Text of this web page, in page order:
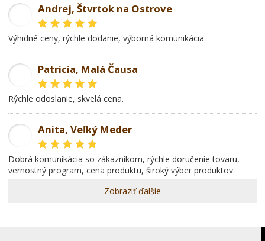
Andrej, Štvrtok na Ostrove
Výhidné ceny, rýchle dodanie, výborná komunikácia.
Patricia, Malá Čausa
rýchle odoslanie, skvelá cena.
Anita, Veľký Meder
dobrá komunikácia so zákazníkom, rýchle doručenie tovaru,
vernostný program, cena produktu, široký výber produktov.
Zobraziť ďalšie